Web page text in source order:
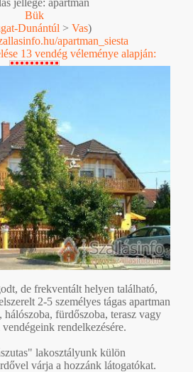
Bük
Dunántúl > Vas)
apartman_siesta
13 vendég véleménye alapján:
de frekventált helyen található,
2-5 személyes tágas apartman
fürdőszoba, terasz vagy
rendelkezésére.
lakosztályunk külön
várja a hozzánk látogatókat.